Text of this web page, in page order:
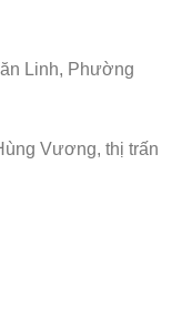
Linh, Phường
Vương, thị trấn